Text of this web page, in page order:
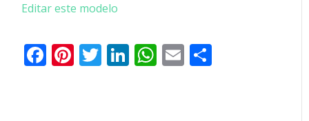
Editar este modelo
Facebook
Pinterest
Twitter
LinkedIn
WhatsApp
Email